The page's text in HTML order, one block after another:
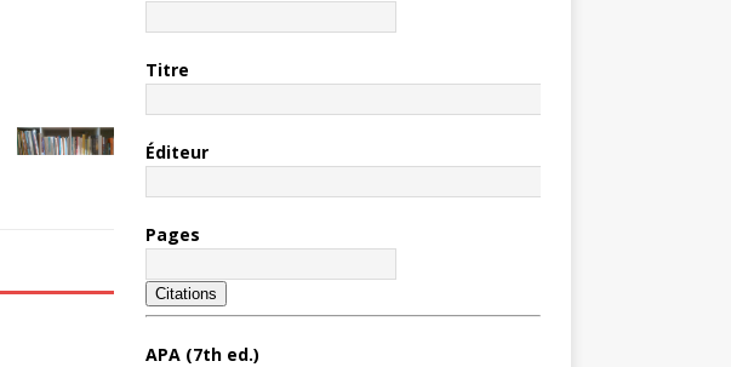
Titre
Éditeur
Pages
Citations
APA (7th ed.)